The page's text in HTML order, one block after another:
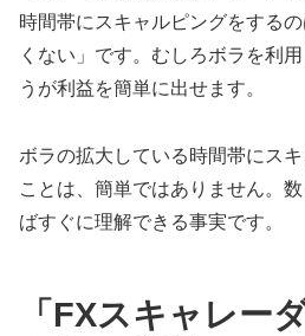
時間帯にスキャルピングをする
くない」です。むしろボラを利
うが利益を簡単に出せます。
ボラの拡大している時間帯にス
ことは、簡単ではありません。
ばすぐに理解できる事実です。
「FXスキャレー